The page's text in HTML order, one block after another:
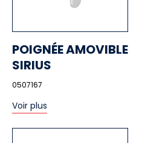
POIGNÉE AMOVIBLE
SIRIUS
0507167
Voir plus